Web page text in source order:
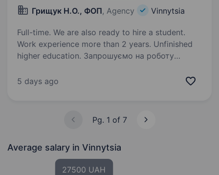
Грищук Н.О., ФОП, Agency Vinnytsia
Full-time. We are also ready to hire a student.
Work experience more than 2 years. Unfinished
higher education. Запрошуємо на роботу
як для кандидатів з досвідом роботи, так і без
конструкторської документації. Ми шукаємо…
5 days ago
Pg. 1 of 7
Average salary in Vinnytsia
27500 UAH